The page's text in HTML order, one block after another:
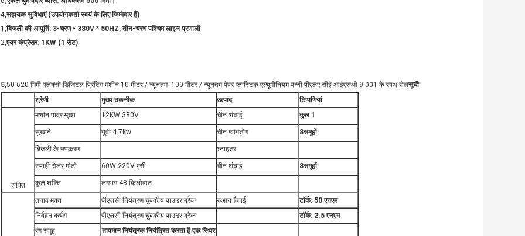
4,सहायक सुविधाएं (उपयोगकर्ता स्वयं के लिए जिम्मेदार हैं)
1,बिजली की आपूर्ति: 3-चरण * 380V * 50HZ, तीन-चरण पश्चिम लाइन प्रणाली
2,एयर कंप्रेसर: 1KW (1 सेट)
5,50-620 मिमी फ्लेक्सो डिजिटल प्रिंटिंग मशीन 10 मीटर / न्यूनतम -100 मीटर / न्यूनतम पेपर प्लास्टिक एल्यूमीनियम पन्नी पीएलए सीई आईएसओ 9 001 के साथ रोलसूची
श्रेणी
मुख्य तकनीक उत्पाद टिप्पणियां
शक्ति
मशीन पावर मुख्य 12KW 380V चीन शंघाई कुल 1
सुखाने यूवी 4.7kw चीन ग्वांगडोंग 8समूहों
बिजली के उपकरण श्नाइडर
स्याही रोलर मोटो 60W 220V एसी चीन शंघाई 8समूहों
कुल शक्ति लगभग 48 किलोवाट
तनाव मुक्त पीएलसी नियंत्रण चुंबकीय पाउडर ब्रेक रुआन हैताई
टॉर्क: 50 एनएम
निर्वहन कर्षण
पीएलसी नियंत्रण चुंबकीय पाउडर ब्रेक
टॉर्क: 2.5 एनएम
रंग समूह
तापमान नियंत्रक नियंत्रित करता है एक स्थिर